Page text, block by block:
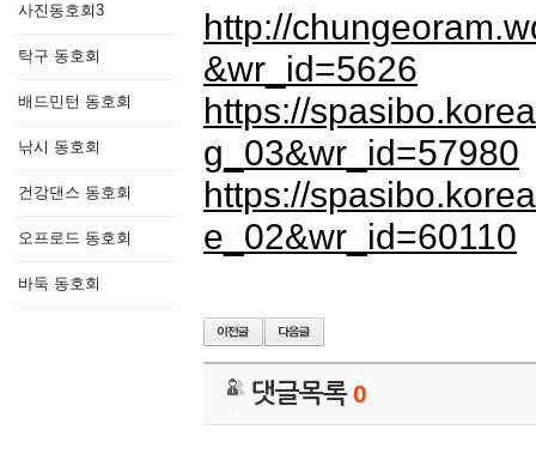
사진동호회3
탁구 동호회
배드민턴 동호회
낚시 동호회
건강댄스 동호회
오프로드 동호회
바둑 동호회
http://
&wr_id=5626
https://
g_03&wr_id=57980
https://
e_02&wr_id=60110
댓글목록0